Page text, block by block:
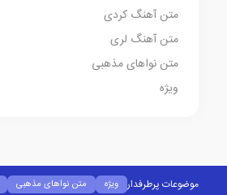
متن آهنگ کردی
متن آهنگ لری
متن نواهای مذهبی
ویژه
موضوعات پرطرفدار ویژه متن نواهای مذهبی